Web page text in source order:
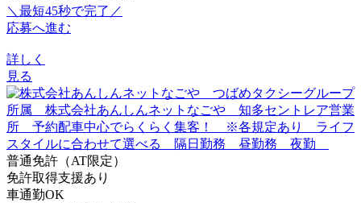
＼最短45秒で完了／
応募へ進む
詳しく
見る
普通免許（AT限定）
免許取得支援あり
車通勤OK